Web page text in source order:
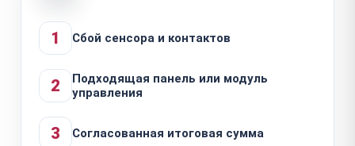
1 Сбой сенсора и контактов
2
Подходящая панель или модуль
управления
3 Согласованная итоговая сумма